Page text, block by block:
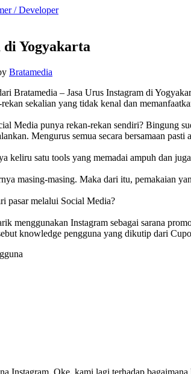
/ Developer
di Yogyakarta
Bratamedia
Bratamedia – Jasa Urus Instagram di
sekalian yang tidak kenal dan
Media punya rekan-rekan sendiri? Bingung
Mengurus semua secara bersamaan
keliru satu tools yang memadai ampuh dan
masing-masing. Maka dari itu, pemakaian
pasar melalui Social Media?
menggunakan Instagram sebagai sarana
knowledge pengguna yang dikutip dari
Instagram. Oke, kami lagi terhadap